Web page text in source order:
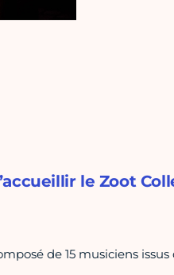
le Zoot
de 15 musiciens issus